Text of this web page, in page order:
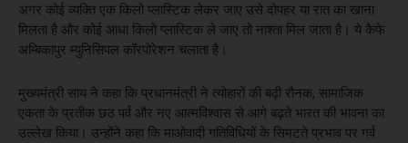
अगर कोई व्यक्ति एक किलो प्लास्टिक लेकर जाए उसे दोपहर या रात का खाना
मिलता है और कोई आधा किलो प्लास्टिक ले जाए तो नाश्ता मिल जाता है। ये कैफे
अम्बिकापुर म्युनिसिपल कॉरपोरेशन चलाता है।
मुख्यमंत्री साय ने कहा कि प्रधानमंत्री ने त्योहारों की बढ़ी रौनक, सामाजिक
एकता के प्रतीक छठ पर्व और नए आत्मविश्वास से आगे बढ़ते भारत की भावना का
उल्लेख किया। उन्होंने कहा कि माओवादी गतिविधियों के सिमटते प्रभाव पर गर्व